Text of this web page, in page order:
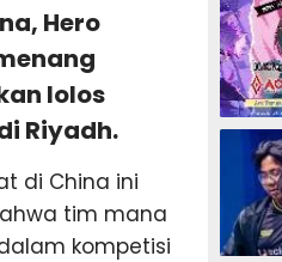
Hero
lolos
Riyadh.
di China ini
tim mana
kompetisi
1